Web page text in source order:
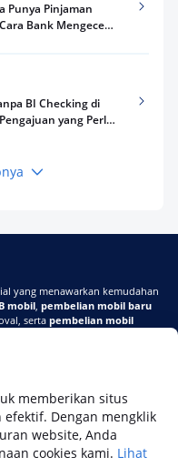
memberikan situs
Dengan mengklik
website, Anda
cookies kami. Lihat
Punya Pinjaman
Bank Mengecek
BI Checking di
yang Perlu
Apakah Langsung
Peraturan
yang menawarkan kemudahan
mobil, pembelian mobil baru
serta pembelian mobil